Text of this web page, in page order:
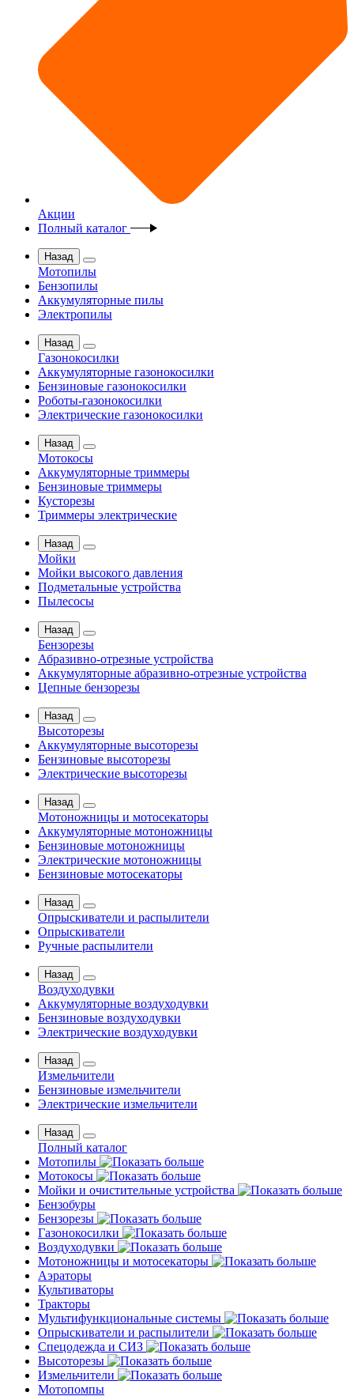
Акции
Полный каталог
Назад
Мотопилы
Бензопилы
Аккумуляторные пилы
Электропилы
Назад
Газонокосилки
Аккумуляторные газонокосилки
Бензиновые газонокосилки
Роботы-газонокосилки
Электрические газонокосилки
Назад
Мотокосы
Аккумуляторные триммеры
Бензиновые триммеры
Кусторезы
Триммеры электрические
Назад
Мойки
Мойки высокого давления
Подметальные устройства
Пылесосы
Назад
Бензорезы
Абразивно-отрезные устройства
Аккумуляторные абразивно-отрезные устройства
Цепные бензорезы
Назад
Высоторезы
Аккумуляторные высоторезы
Бензиновые высоторезы
Электрические высоторезы
Назад
Мотоножницы и мотосекаторы
Аккумуляторные мотоножницы
Бензиновые мотоножницы
Электрические мотоножницы
Бензиновые мотосекаторы
Назад
Опрыскиватели и распылители
Опрыскиватели
Ручные распылители
Назад
Воздуходувки
Аккумуляторные воздуходувки
Бензиновые воздуходувки
Электрические воздуходувки
Назад
Измельчители
Бензиновые измельчители
Электрические измельчители
Назад
Полный каталог
Мотопилы
Мотокосы
Мойки и очистительные устройства
Бензобуры
Бензорезы
Газонокосилки
Воздуходувки
Мотоножницы и мотосекаторы
Аэраторы
Культиваторы
Тракторы
Мультифункциональные системы
Опрыскиватели и распылители
Спецодежда и СИЗ
Высоторезы
Измельчители
Мотопомпы